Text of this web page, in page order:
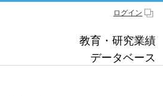
ログイン
教育・研究業績
データベース